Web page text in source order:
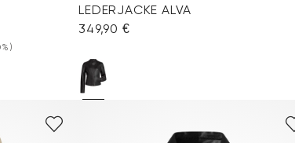
LEDERJACKE ALVA
349,90 €